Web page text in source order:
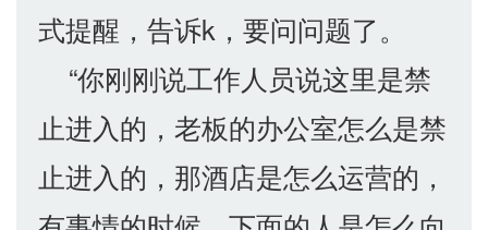
式提醒，告诉k，要问问题了。
“你刚刚说工作人员说这里是禁
止进入的，老板的办公室怎么是禁
止进入的，那酒店是怎么运营的，